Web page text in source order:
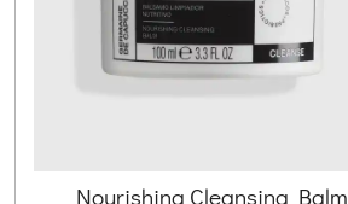
Nourishing Cleansing Balm